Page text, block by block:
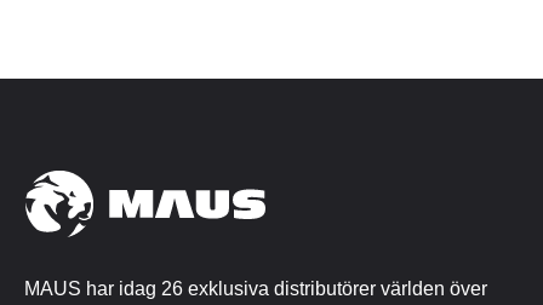
MAUS har idag 26 exklusiva distributörer världen över